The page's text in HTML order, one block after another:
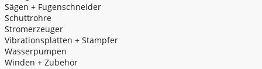
Sägen + Fugenschneider
Schuttrohre
Stromerzeuger
Vibrationsplatten + Stampfer
Wasserpumpen
Winden + Zubehör